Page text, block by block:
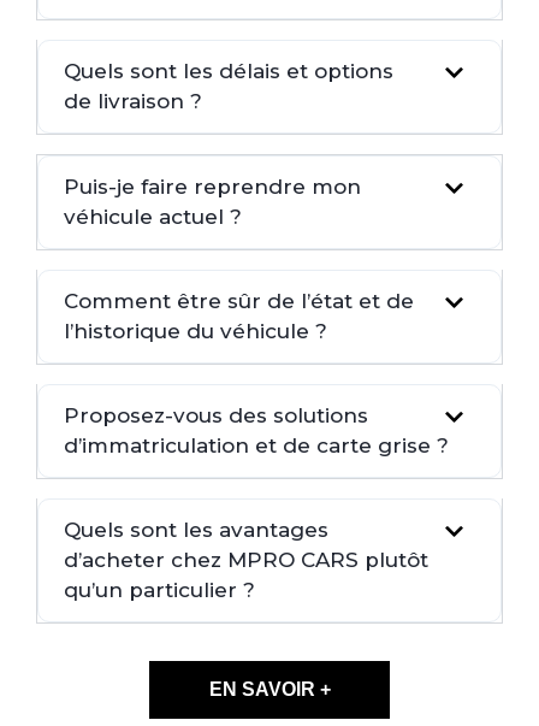
Quels sont les délais et options
de livraison ?
Puis-je faire reprendre mon
véhicule actuel ?
Comment être sûr de l’état et de
l’historique du véhicule ?
Proposez-vous des solutions
d’immatriculation et de carte grise ?
Quels sont les avantages
d’acheter chez MPRO CARS plutôt
qu’un particulier ?
EN SAVOIR +